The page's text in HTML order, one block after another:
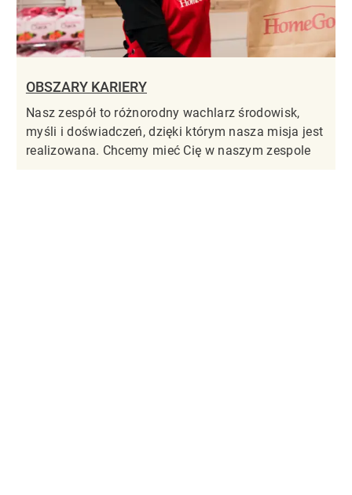
OBSZARY KARIERY
Nasz zespół to różnorodny wachlarz środowisk,
myśli i doświadczeń, dzięki którym nasza misja jest
realizowana. Chcemy mieć Cię w naszym zespole